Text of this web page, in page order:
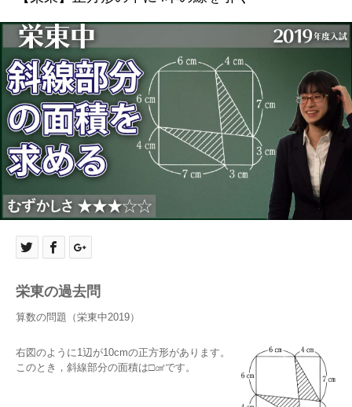
栄東の過去問
算数の問題（栄東中2019）
右図のように1辺が10cmの正方形があります。
このとき，斜線部分の面積は□㎠です。